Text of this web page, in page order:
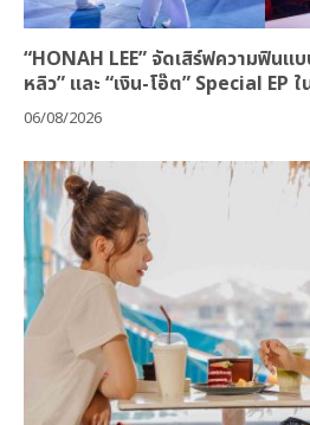
“HONAH LEE” จัดเสิร์ฟความฟิน
หลิว” และ “เงิน-โอ๊ต” Special EP
06/08/2026